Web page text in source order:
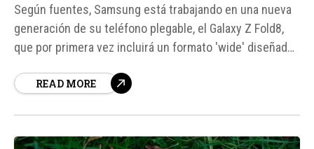
Según fuentes, Samsung está trabajando en una nueva
generación de su teléfono plegable, el Galaxy Z Fold8,
que por primera vez incluirá un formato 'wide' diseñado
Fold de Apple. Este nuevo formato, que se ha visto en
READ MORE